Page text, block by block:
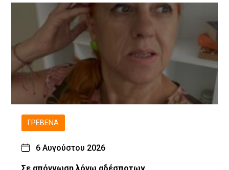
ΓΡΕΒΕΝΆ
6 Αυγούστου 2026
Σε απόγνωση λόγω αδέσποτων